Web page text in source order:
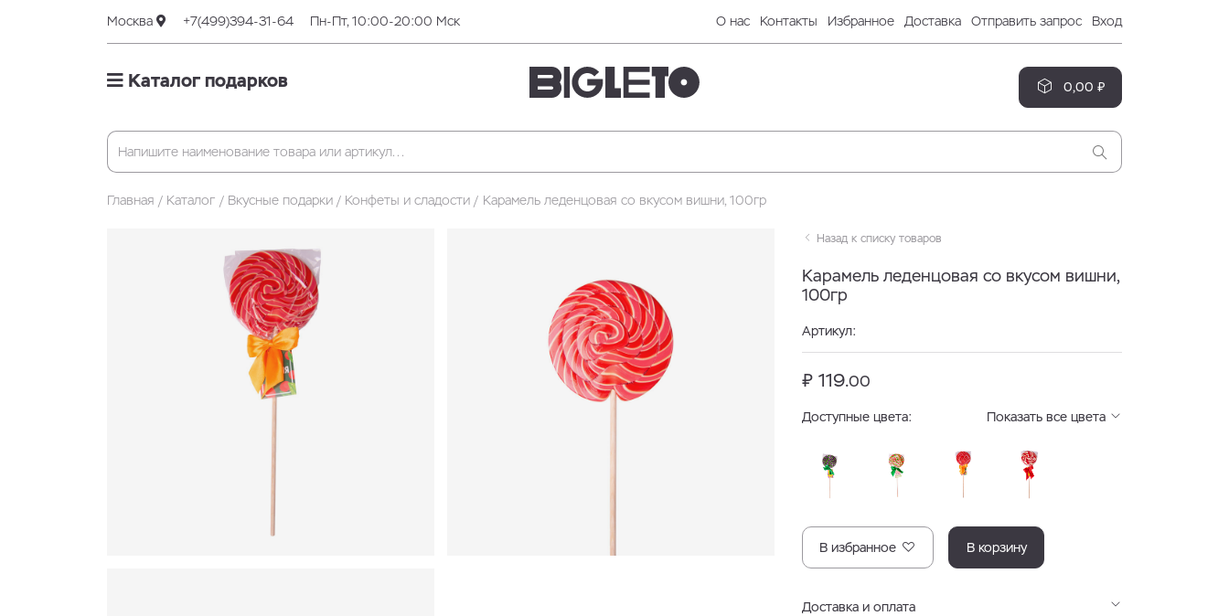
Москва +7(499)394-31-64 Пн-Пт, 10:00-20:00 Мск О нас Контакты Избранное Доставка Отправить запрос Вход
Каталог подарков 0,00 ₽
Главная Каталог Вкусные подарки Конфеты и сладости Карамель леденцовая со вкусом вишни, 100гр
Назад к списку товаров
Карамель леденцовая со вкусом вишни,
100гр
Артикул:
₽ 119.00
Доступные цвета: Показать все цвета
В избранное В корзину
Доставка и оплата